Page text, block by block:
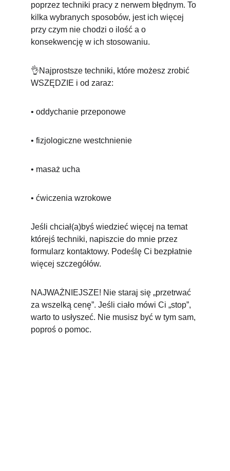
poprzez techniki pracy z nerwem błędnym. To
kilka wybranych sposobów, jest ich więcej
przy czym nie chodzi o ilość a o
konsekwencję w ich stosowaniu.
👌Najprostsze techniki, które możesz zrobić
WSZĘDZIE i od zaraz:
• oddychanie przeponowe
• fizjologiczne westchnienie
• masaż ucha
• ćwiczenia wzrokowe
Jeśli chciał(a)byś wiedzieć więcej na temat
którejś techniki, napiszcie do mnie przez
formularz kontaktowy. Podeślę Ci bezpłatnie
więcej szczegółów.
NAJWAŻNIEJSZE! Nie staraj się „przetrwać
za wszelką cenę”. Jeśli ciało mówi Ci „stop”,
warto to usłyszeć. Nie musisz być w tym sam,
poproś o pomoc.